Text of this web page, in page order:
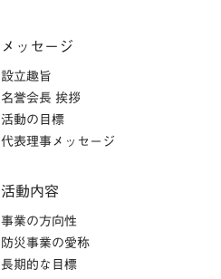
メッセージ
設立趣旨
名誉会長 挨拶
活動の目標
代表理事メッセージ
活動内容
事業の方向性
防災事業の愛称
長期的な目標